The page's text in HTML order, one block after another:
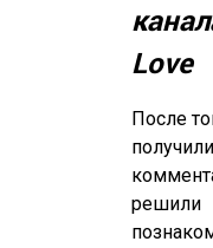
Love
После
получили
решили